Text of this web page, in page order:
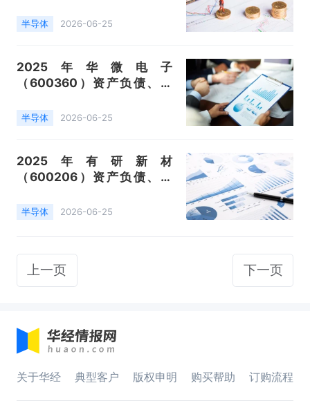
路、发光二极管）数据统计
半导体 2026-06-25
2025年华微电子
（600360）资产负债、营
导体分立器件）数据统计
半导体 2026-06-25
2025年有研新材
（600206）资产负债、营
族、稀土材料、薄膜材料）数
据统计
半导体 2026-06-25
上一页 下一页
关于华经 典型客户 版权申明 购买帮助 订购流程